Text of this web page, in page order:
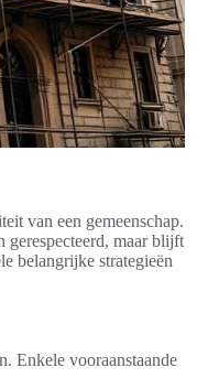
van een gemeenschap.
maar blijft
belangrijke strategieën
Enkele vooraanstaande